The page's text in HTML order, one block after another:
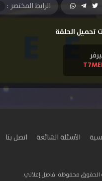
الرابط المختصر :
تحميل الحلقة
الأسئلة الشائعة اتصل بنا